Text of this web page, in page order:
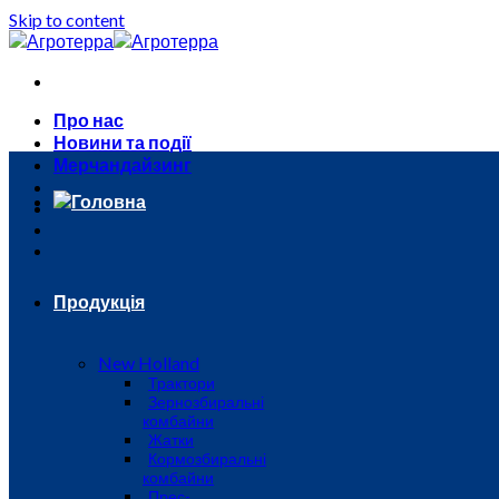
Skip to content
Про нас
Новини та події
Мерчандайзинг
Головна
Продукція
New Holland
Трактори
Зернозбиральні
комбайни
Жатки
Кормозбиральні
комбайни